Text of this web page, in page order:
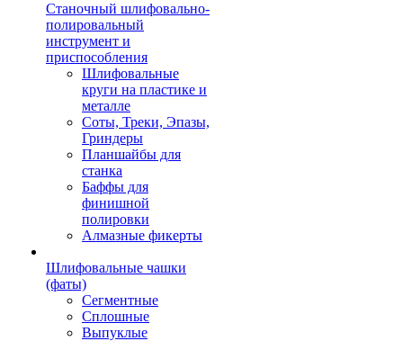
Станочный шлифовально-
полировальный
инструмент и
приспособления
Шлифовальные
круги на пластике и
металле
Соты, Треки, Эпазы,
Гриндеры
Планшайбы для
станка
Баффы для
финишной
полировки
Алмазные фикерты
Шлифовальные чашки
(фаты)
Сегментные
Сплошные
Выпуклые